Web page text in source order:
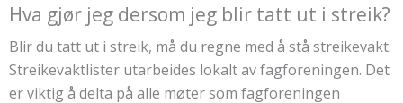
Hva gjør jeg dersom jeg blir tatt ut i streik?
Blir du tatt ut i streik, må du regne med å stå streikevakt.
Streikevaktlister utarbeides lokalt av fagforeningen. Det
er viktig å delta på alle møter som fagforeningen